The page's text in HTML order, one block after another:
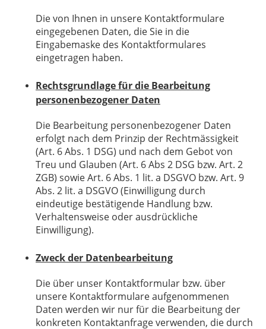
Die von Ihnen in unsere Kontaktformulare
eingegebenen Daten, die Sie in die
Eingabemaske des Kontaktformulares
eingetragen haben.
Rechtsgrundlage für die Bearbeitung
personenbezogener Daten
Die Bearbeitung personenbezogener Daten
erfolgt nach dem Prinzip der Rechtmässigkeit
(Art. 6 Abs. 1 DSG) und nach dem Gebot von
Treu und Glauben (Art. 6 Abs 2 DSG bzw. Art. 2
ZGB) sowie Art. 6 Abs. 1 lit. a DSGVO bzw. Art. 9
Abs. 2 lit. a DSGVO (Einwilligung durch
eindeutige bestätigende Handlung bzw.
Verhaltensweise oder ausdrückliche
Einwilligung).
Zweck der Datenbearbeitung
Die über unser Kontaktformular bzw. über
unsere Kontaktformulare aufgenommenen
Daten werden wir nur für die Bearbeitung der
konkreten Kontaktanfrage verwenden, die durch